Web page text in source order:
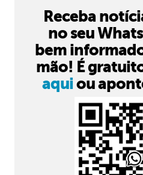
Receba
no seu
bem
mão! É
aquiou